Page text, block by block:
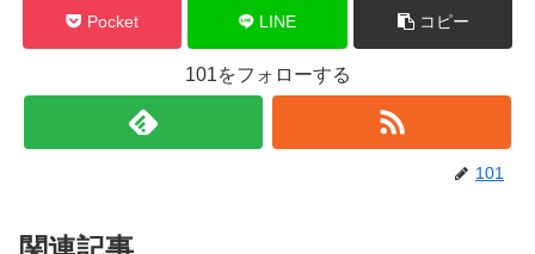
Pocket LINE コピー
101をフォローする
101